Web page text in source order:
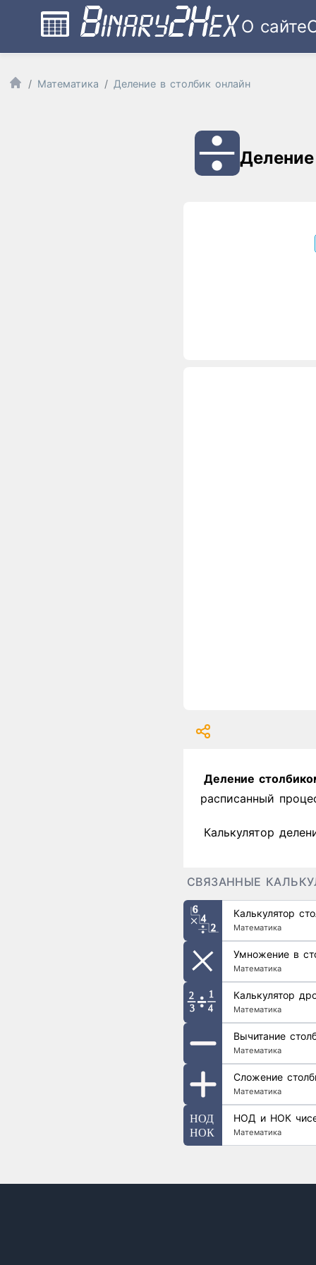
О сайте
Математика Деление в столбик онлайн
Деление
расписанный
Калькулятор
СВЯЗАННЫЕ
Калькулятор
Математика
Умножение в
Математика
Калькулятор
Математика
Вычитание
Математика
Сложение
Математика
НОД и НОК
Математика